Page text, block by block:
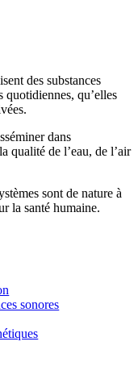
des substances
quotidiennes, qu’elles
dans
qualité de l’eau, de l’air
sont de nature à
la santé humaine.
sonores